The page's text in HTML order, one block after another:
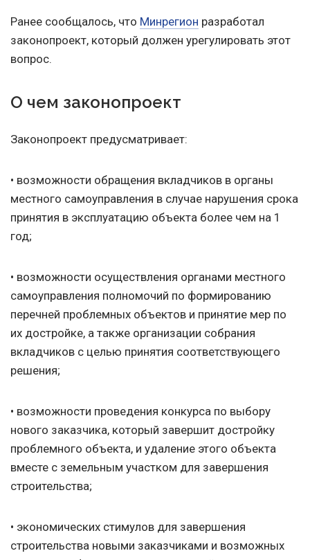
Ранее сообщалось, что Минрегион разработал
законопроект, который должен урегулировать этот
вопрос.
О чем законопроект
Законопроект предусматривает:
• возможности обращения вкладчиков в органы
местного самоуправления в случае нарушения срока
принятия в эксплуатацию объекта более чем на 1
год;
• возможности осуществления органами местного
самоуправления полномочий по формированию
перечней проблемных объектов и принятие мер по
их достройке, а также организации собрания
вкладчиков с целью принятия соответствующего
решения;
• возможности проведения конкурса по выбору
нового заказчика, который завершит достройку
проблемного объекта, и удаление этого объекта
вместе с земельным участком для завершения
строительства;
• экономических стимулов для завершения
строительства новыми заказчиками и возможных